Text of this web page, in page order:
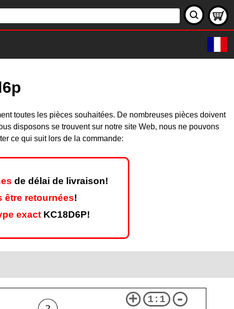
toutes les pièces souhaitées. De nombreuses pièces doivent
disposons se trouvent sur notre site Web, nous ne pouvons
ce qui suit lors de la commande:
de délai de livraison!
être retournées!
exact KC18D6P!
+ 1:1 -